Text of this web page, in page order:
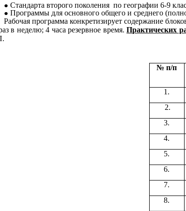
Стандарта второго поколения по географии 6-9
Программы для основного общего и среднего
Рабочая программа конкретизирует содержание
в неделю; 4 часа резервное время.Практических
№ п/п
1.
2.
3.
4.
5.
6.
7.
8.